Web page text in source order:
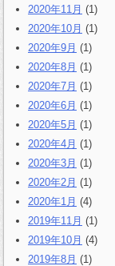
2020年11月 (1)
2020年10月 (1)
2020年9月 (1)
2020年8月 (1)
2020年7月 (1)
2020年6月 (1)
2020年5月 (1)
2020年4月 (1)
2020年3月 (1)
2020年2月 (1)
2020年1月 (4)
2019年11月 (1)
2019年10月 (4)
2019年8月 (1)